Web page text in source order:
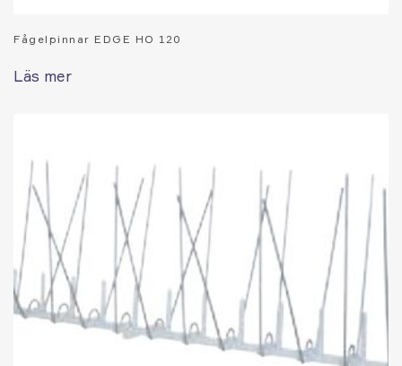
Fågelpinnar EDGE HO 120
Läs mer